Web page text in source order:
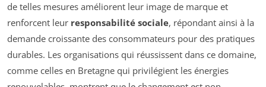
de telles mesures améliorent leur image de marque et
renforcent leur responsabilité sociale, répondant ainsi à la
demande croissante des consommateurs pour des pratiques
durables. Les organisations qui réussissent dans ce domaine,
comme celles en Bretagne qui privilégient les énergies